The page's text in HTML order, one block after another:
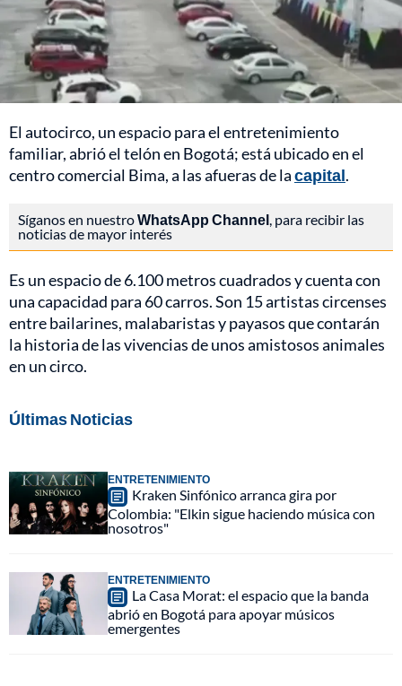
El autocirco, un espacio para el entretenimiento
familiar, abrió el telón en Bogotá; está ubicado en el
centro comercial Bima, a las afueras de lacapital.
Síganos en nuestroWhatsApp Channel, para recibir las
noticias de mayor interés
Es un espacio de 6.100 metros cuadrados y cuenta con
una capacidad para 60 carros. Son 15 artistas circenses
entre bailarines, malabaristas y payasos que contarán
la historia de las vivencias de unos amistosos animales
en un circo.
Últimas Noticias
ENTRETENIMIENTO
Kraken Sinfónico arranca gira por
Colombia: "Elkin sigue haciendo música con
nosotros"
ENTRETENIMIENTO
La Casa Morat: el espacio que la banda
abrió en Bogotá para apoyar músicos
emergentes